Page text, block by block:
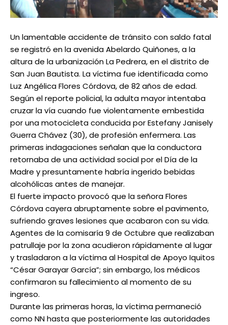
Un lamentable accidente de tránsito con saldo fatal
se registró en la avenida Abelardo Quiñones, a la
altura de la urbanización La Pedrera, en el distrito de
San Juan Bautista. La víctima fue identificada como
Luz Angélica Flores Córdova, de 82 años de edad.
Según el reporte policial, la adulta mayor intentaba
cruzar la vía cuando fue violentamente embestida
por una motocicleta conducida por Estefany Janisely
Guerra Chávez (30), de profesión enfermera. Las
primeras indagaciones señalan que la conductora
retornaba de una actividad social por el Día de la
Madre y presuntamente habría ingerido bebidas
alcohólicas antes de manejar.
El fuerte impacto provocó que la señora Flores
Córdova cayera abruptamente sobre el pavimento,
sufriendo graves lesiones que acabaron con su vida.
Agentes de la comisaría 9 de Octubre que realizaban
patrullaje por la zona acudieron rápidamente al lugar
y trasladaron a la víctima al Hospital de Apoyo Iquitos
“César Garayar García”; sin embargo, los médicos
confirmaron su fallecimiento al momento de su
ingreso.
Durante las primeras horas, la víctima permaneció
como NN hasta que posteriormente las autoridades